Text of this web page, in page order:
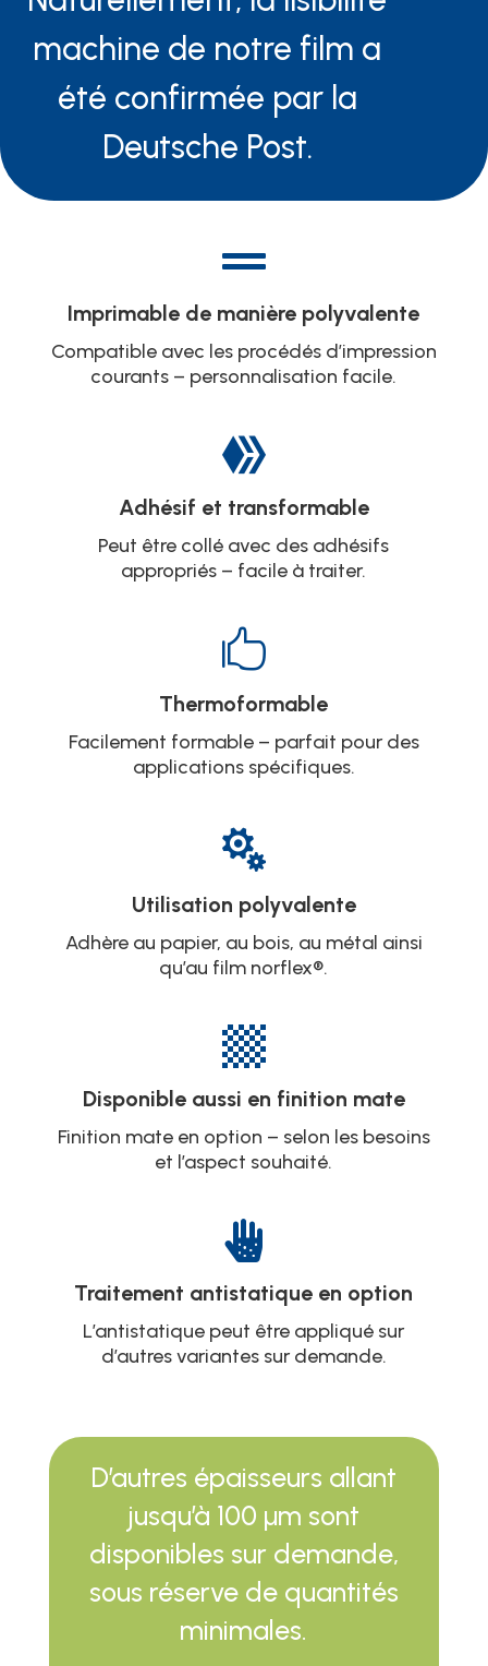
machine de notre film a
été confirmée par la
Deutsche Post.

Imprimable de manière polyvalente
Compatible avec les procédés d’impression
courants – personnalisation facile.

Adhésif et transformable
Peut être collé avec des adhésifs
appropriés – facile à traiter.

Thermoformable
Facilement formable – parfait pour des
applications spécifiques.

Utilisation polyvalente
Adhère au papier, au bois, au métal ainsi
qu’au film norflex®.

Disponible aussi en finition mate
Finition mate en option – selon les besoins
et l’aspect souhaité.

Traitement antistatique en option
L’antistatique peut être appliqué sur
d’autres variantes sur demande.
D’autres épaisseurs allant
jusqu’à 100 µm sont
disponibles sur demande,
sous réserve de quantités
minimales.